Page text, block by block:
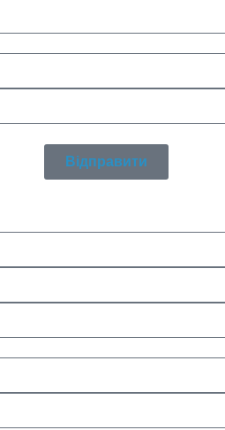
Відправити